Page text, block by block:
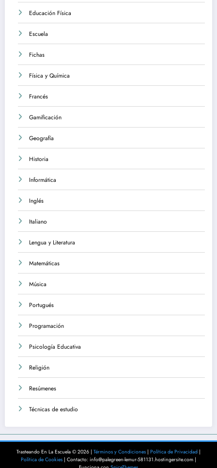
Educación Física
Escuela
Fichas
Física y Química
Francés
Gamificación
Geografía
Historia
Informática
Inglés
Italiano
Lengua y Literatura
Matemáticas
Música
Portugués
Programación
Psicología Educativa
Religión
Resúmenes
Técnicas de estudio
Trasteando En La Escuela © 2026 | Términos y Condiciones | Política de Privacidad |
Política de Cookies | Contacto: info@palegreen-lemur-581131.hostingersite.com |